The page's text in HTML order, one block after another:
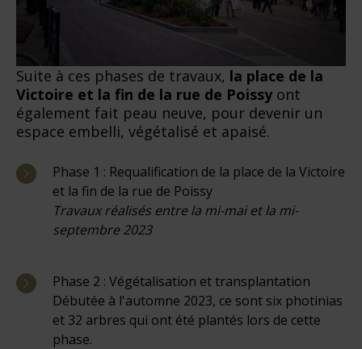
Suite à ces phases de travaux, la place de la
Victoire et la fin de la rue de Poissyont
également fait peau neuve, pour devenir un
espace embelli, végétalisé et apaisé.
Phase 1 : Requalification de la place de la Victoire
et la fin de la rue de Poissy
Travaux réalisés entre la mi-mai et la mi-
septembre 2023
Phase 2 : Végétalisation et transplantation
Débutée à l'automne 2023, ce sont six photinias
et 32 arbres qui ont été plantés lors de cette
phase.